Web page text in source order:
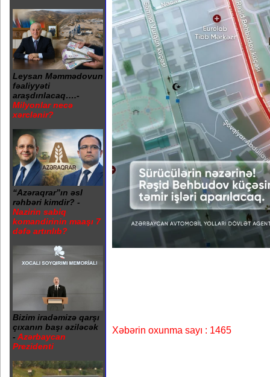
Leysan Məmmədovun
fəaliyyəti
araşdırılacaq….-
Milyonlar necə
xərclənir?
“Azəraqrar”ın əsl
rəhbəri kimdir? -
Nazirin sabiq
komandirinin maaşı 7
dəfə artırılıb?
Bizim iradəmizə qarşı
çıxanın başı əziləcək
- Azərbaycan
Prezidenti
Xəbərin oxunma sayı : 1465